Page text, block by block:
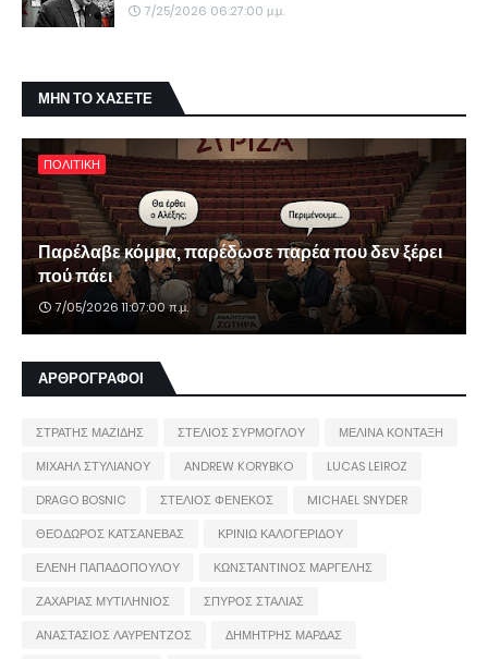
7/25/2026 06:27:00 μ.μ.
ΜΗΝ ΤΟ ΧΑΣΕΤΕ
ΠΟΛΙΤΙΚΗ
Παρέλαβε κόμμα, παρέδωσε παρέα που δεν ξέρει
πού πάει
7/05/2026 11:07:00 π.μ.
ΑΡΘΡΟΓΡΑΦΟΙ
ΣΤΡΑΤΗΣ ΜΑΖΙΔΗΣ ΣΤΕΛΙΟΣ ΣΥΡΜΟΓΛΟΥ
ΜΕΛΙΝΑ ΚΟΝΤΑΞΗ
ΜΙΧΑΗΛ ΣΤΥΛΙΑΝΟΥ
ANDREW KORYBKO
LUCAS LEIROZ
DRAGO BOSNIC
ΣΤΕΛΙΟΣ ΦΕΝΕΚΟΣ
MICHAEL SNYDER
ΘΕΟΔΩΡΟΣ ΚΑΤΣΑΝΕΒΑΣ
ΚΡΙΝΙΩ ΚΑΛΟΓΕΡΙΔΟΥ
ΕΛΕΝΗ ΠΑΠΑΔΟΠΟΥΛΟΥ
ΚΩΝΣΤΑΝΤΙΝΟΣ ΜΑΡΓΕΛΗΣ
ΖΑΧΑΡΙΑΣ ΜΥΤΙΛΗΝΙΟΣ
ΣΠΥΡΟΣ ΣΤΑΛΙΑΣ
ΑΝΑΣΤΑΣΙΟΣ ΛΑΥΡΕΝΤΖΟΣ
ΔΗΜΗΤΡΗΣ ΜΑΡΔΑΣ